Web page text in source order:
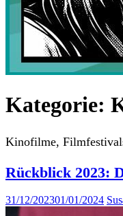
Kategorie:
Kinofilme,
Rückblick 2023:
31/12/202301/01/2024